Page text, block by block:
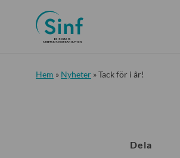
Hem » Nyheter »Tack för i år!
Dela